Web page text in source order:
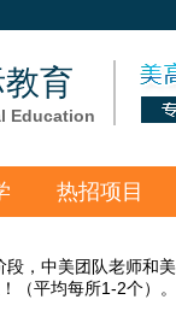
育
Education
热招项目
，中美团队老师和
（平均每所1-2个）。